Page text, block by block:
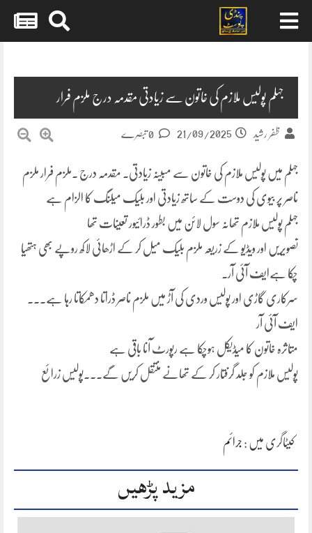
جہلم پولیس ملازم کی خاتون سے زیادتی مقدمہ درج ملزم فرار
ظفر رشید 21/09/2025
جہلم میں پولیس ملازم کی خاتون سے مبینہ زیادتی۔ مقدمہ درج ۔ملزم فرار ملزم
ناصر پر بیوی کی دوست کے ساتھ زیادتی اور بلیک میلنگ کا الزام ہے
جہلم پولیس ملازم تھانہ سول لائن میں بطور ڈرائیور تعینات تھا
تصویریں اور ویڈیو کے زریعہ ملزم بلیک میل کر کے اڑھائی لاکھ روپے بھی ہتھیا
چکا ہےایف آئی آر۔
سرکاری گاڑی اور پولیس وردی کی آڑ میں ملزم ناصر ڈراتا دھمکاتا رہا ہے۔۔۔
ایف آئی آر
متاثرہ خاتون کا میڈیکل ہوچکا ہے رپورٹ آنا باقی ہے
پولیس ملازم کو جلد گرفتار کر کے تھانے منتقل کریں گے۔۔۔پولیس زرائع
کیٹاگری میں : جرائم
مزید پڑھیں